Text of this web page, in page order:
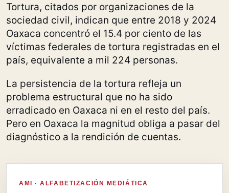
Tortura, citados por organizaciones de la
sociedad civil, indican que entre 2018 y 2024
Oaxaca concentró el 15.4 por ciento de las
víctimas federales de tortura registradas en el
país, equivalente a mil 224 personas.
La persistencia de la tortura refleja un
problema estructural que no ha sido
erradicado en Oaxaca ni en el resto del país.
Pero en Oaxaca la magnitud obliga a pasar del
diagnóstico a la rendición de cuentas.
AMI · ALFABETIZACIÓN MEDIÁTICA